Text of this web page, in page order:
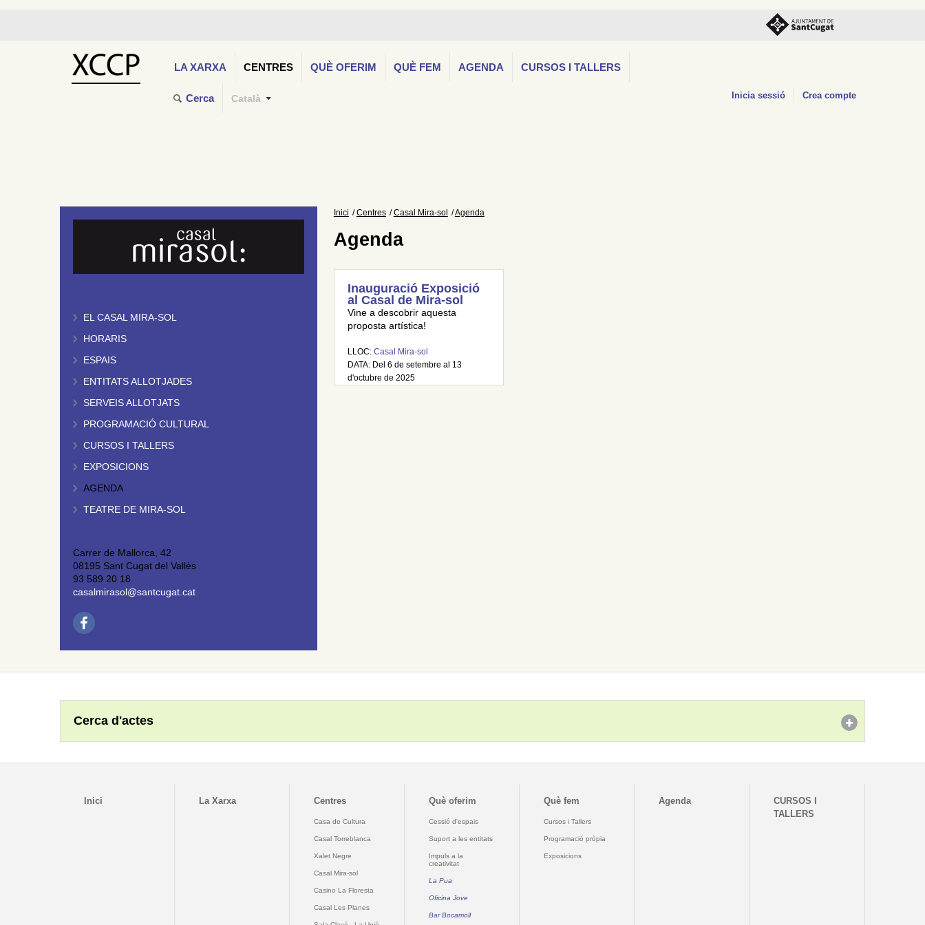
LA XARXA CENTRES QUÈ OFERIM QUÈ FEM AGENDA CURSOS I TALLERS
Cerca Català Inicia sessió Crea compte
EL CASAL MIRA-SOL
HORARIS
ESPAIS
ENTITATS ALLOTJADES
SERVEIS ALLOTJATS
PROGRAMACIÓ CULTURAL
CURSOS I TALLERS
EXPOSICIONS
AGENDA
TEATRE DE MIRA-SOL
Carrer de Mallorca, 42
08195 Sant Cugat del Vallès
93 589 20 18
casalmirasol@santcugat.cat
Inici Centres Casal Mira-sol Agenda
Agenda
Inauguració Exposició
al Casal de Mira-sol
Vine a descobrir aquesta
proposta artística!
LLOC: Casal Mira-sol
DATA: Del 6 de setembre al 13
d'octubre de 2025
Cerca d'actes
Inici La Xarxa Centres
Casa de Cultura
Casal Torreblanca
Xalet Negre
Casal Mira-sol
Casino La Floresta
Casal Les Planes
Què oferim
Cessió d'espais
Suport a les entitats
Impuls a la
creativitat
La Pua
Oficina Jove
Bar Bocamoll
Què fem
Cursos i Tallers
Programació pròpia
Exposicions
Agenda
CURSOS I
TALLERS